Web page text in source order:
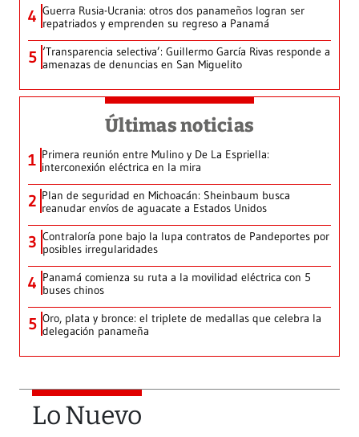
4 Guerra Rusia-Ucrania: otros dos panameños logran ser
repatriados y emprenden su regreso a Panamá
5 ‘Transparencia selectiva’: Guillermo García Rivas responde a
amenazas de denuncias en San Miguelito
Últimas noticias
1 Primera reunión entre Mulino y De La Espriella:
interconexión eléctrica en la mira
2 Plan de seguridad en Michoacán: Sheinbaum busca
reanudar envíos de aguacate a Estados Unidos
3 Contraloría pone bajo la lupa contratos de Pandeportes por
posibles irregularidades
4 Panamá comienza su ruta a la movilidad eléctrica con 5
buses chinos
5 Oro, plata y bronce: el triplete de medallas que celebra la
delegación panameña
Lo Nuevo